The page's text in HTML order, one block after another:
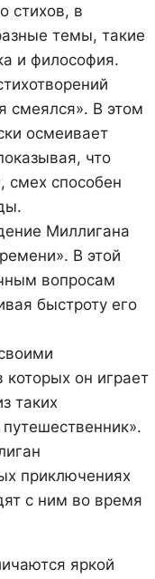
стихов, в
темы, такие
и философия.
смеялся». В этом
осмеивает
что
смех способен
Миллигана
В этой
вопросам
быстроту его
которых он играет
таких
приключениях
с ним во время
яркой